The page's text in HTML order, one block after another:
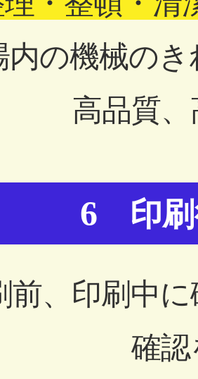
内の機械の
高品質
6 印刷
前、印刷中
確認